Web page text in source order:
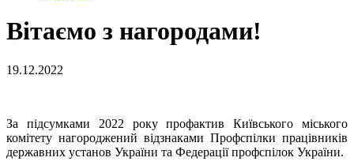
Вітаємо з нагородами!
19.12.2022
За підсумками 2022 року профактив Київського міського
комітету нагороджений відзнаками Профспілки працівників
державних установ України та Федерації профспілок України.